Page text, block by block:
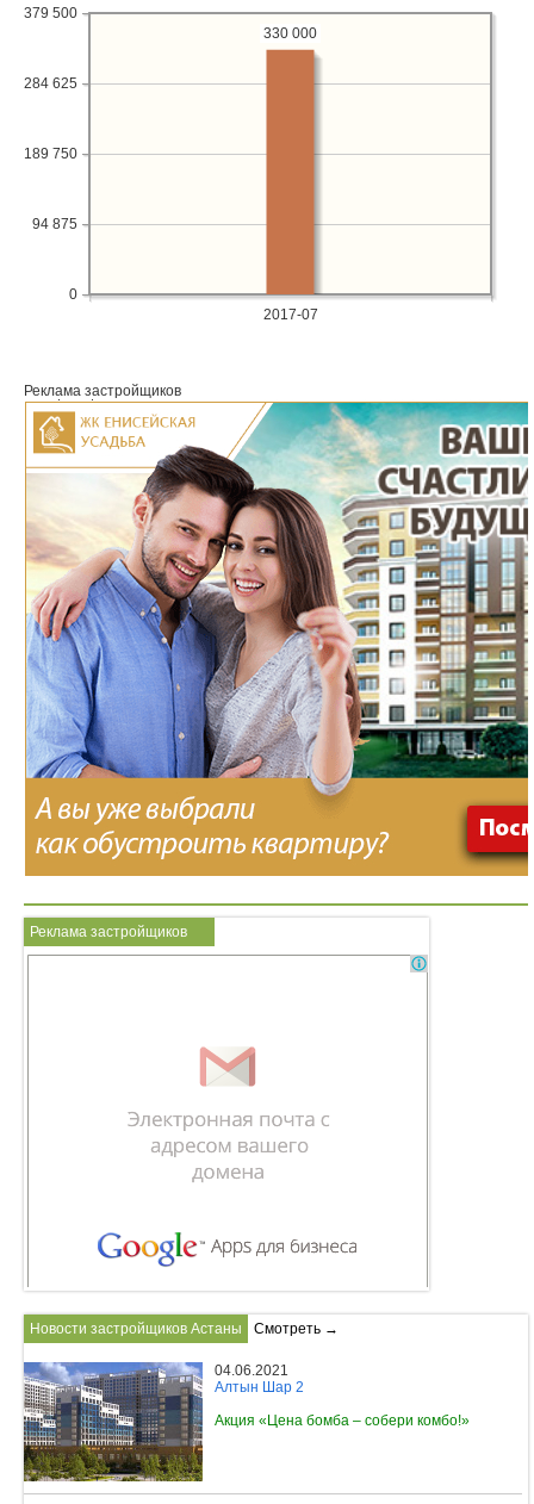
2017-07
0
94 875
189 750
284 625
379 500
330 000
Реклама застройщиков
Реклама застройщиков
Новости застройщиков Астаны Смотреть →
04.06.2021
Алтын Шар 2
Акция «Цена бомба – собери комбо!»